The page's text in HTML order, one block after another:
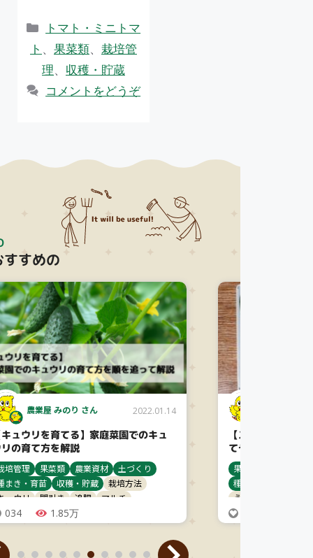
e
b
o
o
itt
er
カ
テ
ゴ
リ
ー
トマト・ミニトマ
ト 、 果菜類、 栽培管
理、 収穫・貯蔵
コメントをどうぞ
すめの
農業屋 みのり さん 2022.01.14
ュウリを育てる】家庭菜園でのキュ
の育て方を解説
培管理 果菜類 農業資材
土づくり
まき・育苗
収穫・貯蔵
栽培方法
ュウリ
間引き 追肥 マルチ
034 1.85万
【ズッキーニの
てやすい
果菜類
種まき・育苗
うどんこ病
追肥